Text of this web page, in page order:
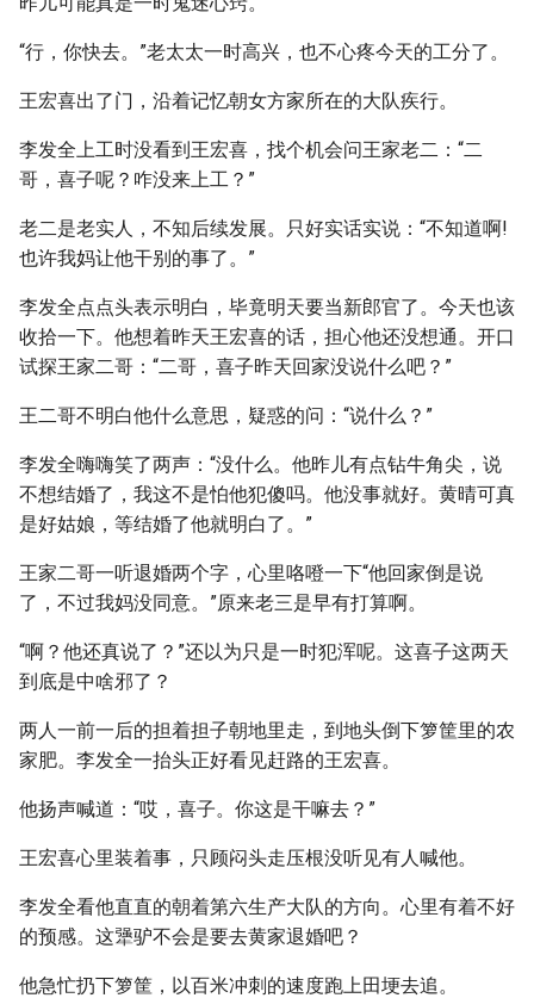
“行，你快去。”老太太一时高兴，也不心疼今天的工分了。
王宏喜出了门，沿着记忆朝女方家所在的大队疾行。
李发全上工时没看到王宏喜，找个机会问王家老二：“二
哥，喜子呢？咋没来上工？”
老二是老实人，不知后续发展。只好实话实说：“不知道啊!
也许我妈让他干别的事了。”
李发全点点头表示明白，毕竟明天要当新郎官了。今天也该
收拾一下。他想着昨天王宏喜的话，担心他还没想通。开口
试探王家二哥：“二哥，喜子昨天回家没说什么吧？”
王二哥不明白他什么意思，疑惑的问：“说什么？”
李发全嗨嗨笑了两声：“没什么。他昨儿有点钻牛角尖，说
不想结婚了，我这不是怕他犯傻吗。他没事就好。黄晴可真
是好姑娘，等结婚了他就明白了。”
王家二哥一听退婚两个字，心里咯噔一下“他回家倒是说
了，不过我妈没同意。”原来老三是早有打算啊。
“啊？他还真说了？”还以为只是一时犯浑呢。这喜子这两天
到底是中啥邪了？
两人一前一后的担着担子朝地里走，到地头倒下箩筐里的农
家肥。李发全一抬头正好看见赶路的王宏喜。
他扬声喊道：“哎，喜子。你这是干嘛去？”
王宏喜心里装着事，只顾闷头走压根没听见有人喊他。
李发全看他直直的朝着第六生产大队的方向。心里有着不好
的预感。这犟驴不会是要去黄家退婚吧？
他急忙扔下箩筐，以百米冲刺的速度跑上田埂去追。